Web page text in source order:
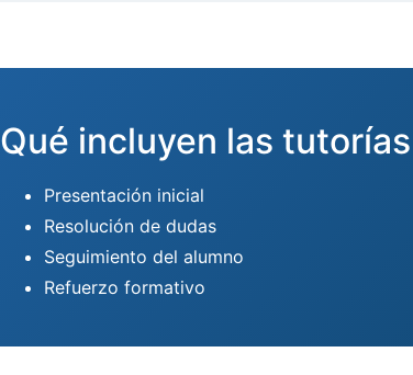
Qué incluyen las
Presentación inicial
Resolución de dudas
Seguimiento del alumno
Refuerzo formativo